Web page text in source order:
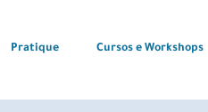
Pratique Cursos e Workshops